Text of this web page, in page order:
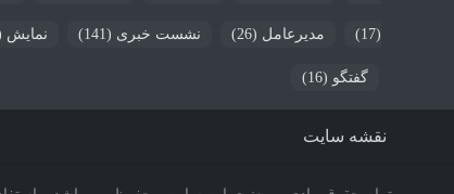
(17) مدیرعامل (26) نشست خبری (141) نمایش
گفتگو (16)
نقشه سایت